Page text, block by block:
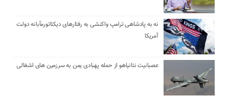
نه به پادشاهی ترامپ واکنشی به رفتارهای دیکتاتورمآبانه دولت
آمریکا
عصبانیت نتانیاهو از حمله پهبادی یمن به سرزمین های اشغالی